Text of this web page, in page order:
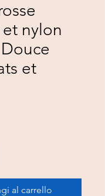
nylon
et
al carrello